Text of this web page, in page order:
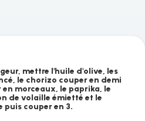
mettre l'huile d'olive, les
le chorizo couper en demi
morceaux, le paprika, le
de volaille émietté et le
puis couper en 3.